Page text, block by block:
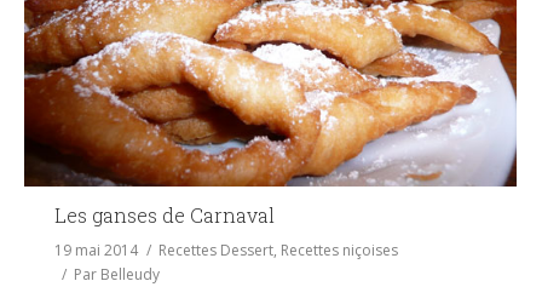
Les ganses de Carnaval
19 mai 2014 Recettes Dessert, Recettes niçoises
Par Belleudy